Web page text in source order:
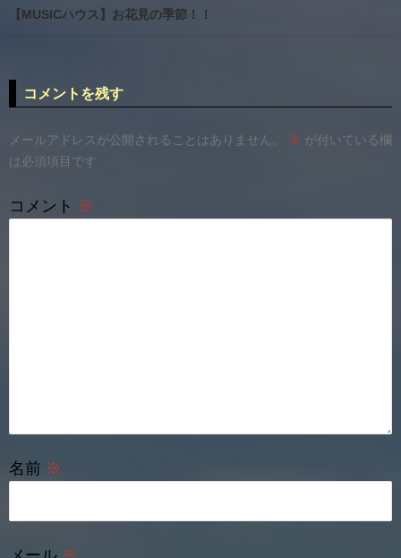
ビ
ー
シ
ョ
ン
【MUSICハウス】お花見の季節！！
コメントを残す
メールアドレスが公開されることはありません。 ※ が付いている欄
は必須項目です
コメント ※
名前 ※